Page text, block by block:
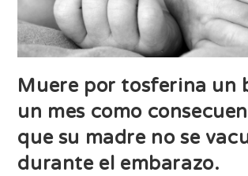
Muere por tosferina un
un mes como
que su madre no se
durante el embarazo.